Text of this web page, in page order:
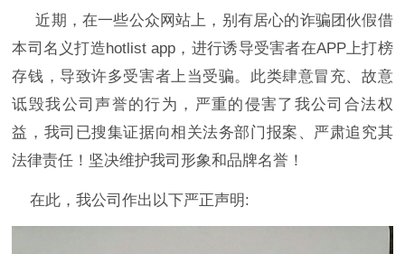
近期，在一些公众网站上，别有居心的诈骗团伙假借
本司名义打造hotlist app，进行诱导受害者在APP上打榜
存钱，导致许多受害者上当受骗。此类肆意冒充、故意
诋毁我公司声誉的行为，严重的侵害了我公司合法权
益，我司已搜集证据向相关法务部门报案、严肃追究其
法律责任！坚决维护我司形象和品牌名誉！
在此，我公司作出以下严正声明: